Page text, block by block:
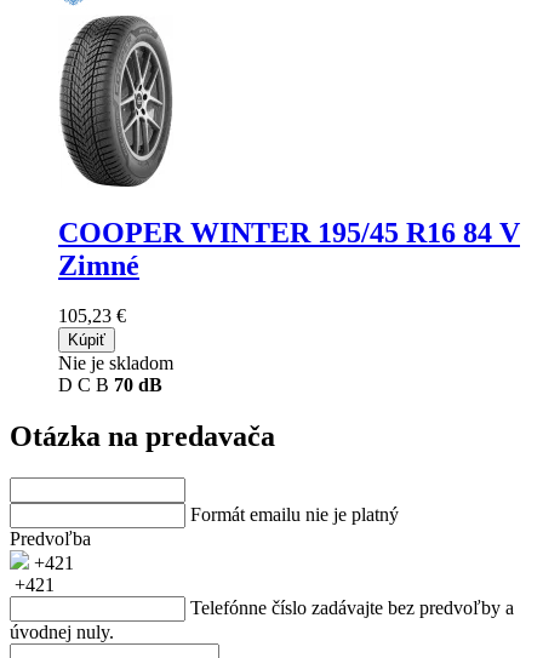
COOPER WINTER 195/45 R16 84 V
Zimné
105,23 €
Kúpiť
Nie je skladom
D C B 70 dB
Otázka na predavača
Formát emailu nie je platný
Predvoľba
+421
+421
Telefónne číslo zadávajte bez predvoľby a
úvodnej nuly.